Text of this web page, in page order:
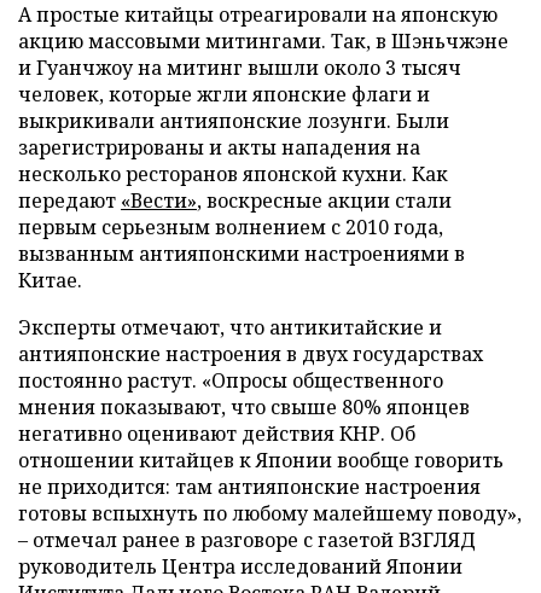
А простые китайцы отреагировали на японскую
акцию массовыми митингами. Так, в Шэньчжэне
и Гуанчжоу на митинг вышли около 3 тысяч
человек, которые жгли японские флаги и
выкрикивали антияпонские лозунги. Были
зарегистрированы и акты нападения на
несколько ресторанов японской кухни. Как
передают «Вести», воскресные акции стали
первым серьезным волнением с 2010 года,
вызванным антияпонскими настроениями в
Китае.
Эксперты отмечают, что антикитайские и
антияпонские настроения в двух государствах
постоянно растут. «Опросы общественного
мнения показывают, что свыше 80% японцев
негативно оценивают действия КНР. Об
отношении китайцев к Японии вообще говорить
не приходится: там антияпонские настроения
готовы вспыхнуть по любому малейшему поводу»,
– отмечал ранее в разговоре с газетой ВЗГЛЯД
руководитель Центра исследований Японии